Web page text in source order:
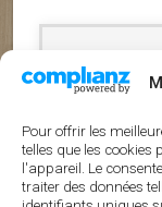
Pour offrir les
telles que les
l'appareil. Le
traiter des données
Nos références